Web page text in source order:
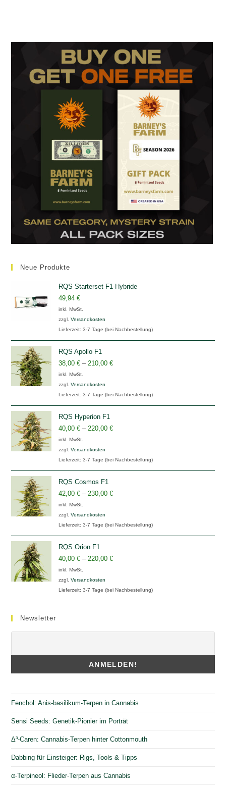
Neue Produkte
RQS Starterset F1-Hybride
49,94€
inkl. MwSt.
zzgl.Versandkosten
Lieferzeit:3-7 Tage (bei Nachbestellung)
RQS Apollo F1
38,00€ – 210,00€
inkl. MwSt.
zzgl.Versandkosten
Lieferzeit:3-7 Tage (bei Nachbestellung)
RQS Hyperion F1
40,00€ – 220,00€
inkl. MwSt.
zzgl.Versandkosten
Lieferzeit:3-7 Tage (bei Nachbestellung)
RQS Cosmos F1
42,00€ – 230,00€
inkl. MwSt.
zzgl.Versandkosten
Lieferzeit:3-7 Tage (bei Nachbestellung)
RQS Orion F1
40,00€ – 220,00€
inkl. MwSt.
zzgl.Versandkosten
Lieferzeit:3-7 Tage (bei Nachbestellung)
Newsletter
Fenchol: Anis-basilikum-Terpen in Cannabis
Sensi Seeds: Genetik-Pionier im Porträt
Δ³-Caren: Cannabis-Terpen hinter Cottonmouth
Dabbing für Einsteiger: Rigs, Tools & Tipps
α-Terpineol: Flieder-Terpen aus Cannabis